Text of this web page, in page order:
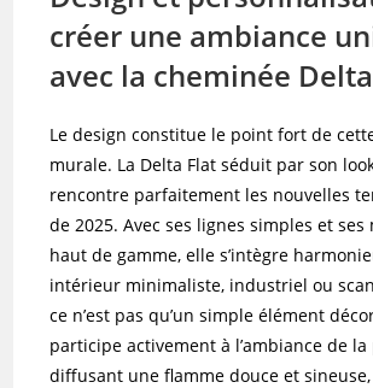
créer une ambiance
avec la cheminée
Le design constitue le point fort de
murale. La Delta Flat séduit par son
rencontre parfaitement les nouvelles
de 2025. Avec ses lignes simples et
haut de gamme, elle s’intègre
intérieur minimaliste, industriel ou
ce n’est pas qu’un simple élément
participe activement à l’ambiance de la
diffusant une flamme douce et